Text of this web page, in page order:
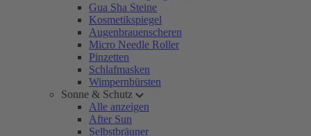
Gua Sha Steine
Kosmetikspiegel
Augenbrauenscheren
Micro Needle Roller
Pinzetten
Schlafmasken
Wimpernbürsten
Sonne & Schutz
Alle anzeigen
After Sun
Selbstbräuner